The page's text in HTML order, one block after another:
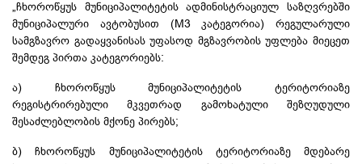
„ჩხოროწყუს მუნიციპალიტეტის ადმინისტრაციულ საზღვრებში
მუნიციპალური ავტობუსით (M3 კატეგორია) რეგულარული
სამგზავრო გადაყვანისას უფასოდ მგზავრობის უფლება მიეცეთ
შემდეგ პირთა კატეგორიებს:
ა) ჩხოროწყუს მუნიციპალიტეტის ტერიტორიაზე
რეგისტრირებული მკვეთრად გამოხატული შეზღუდული
შესაძლებლობის მქონე პირებს;
ბ) ჩხოროწყუს მუნიციპალიტეტის ტერიტორიაზე მდებარე